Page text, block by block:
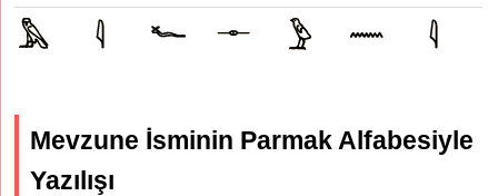
Mevzune İsminin Parmak Alfabesiyle
Yazılışı